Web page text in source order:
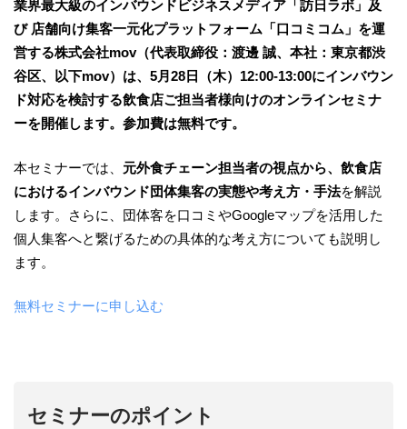
業界最大級のインバウンドビジネスメディア「訪日ラボ」及
び 店舗向け集客一元化プラットフォーム「口コミコム」を運
営する株式会社mov（代表取締役：渡邊 誠、本社：東京都渋
谷区、以下mov）は、5月28日（木）12:00-13:00にインバウン
ド対応を検討する飲食店ご担当者様向けのオンラインセミナ
ーを開催します。参加費は無料です。
本セミナーでは、 元外食チェーン担当者の視点から、飲食店
におけるインバウンド団体集客の実態や考え方・手法を解説
します。さらに、団体客を口コミやGoogleマップを活用した
個人集客へと繋げるための具体的な考え方についても説明し
ます。
無料セミナーに申し込む
セミナーのポイント